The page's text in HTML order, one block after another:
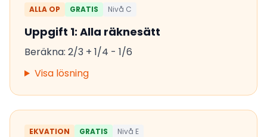
ALLA OP GRATIS Nivå C
Uppgift 1: Alla räknesätt
Beräkna: 2/3 + 1/4 - 1/6
Visa lösning
EKVATION GRATIS Nivå E